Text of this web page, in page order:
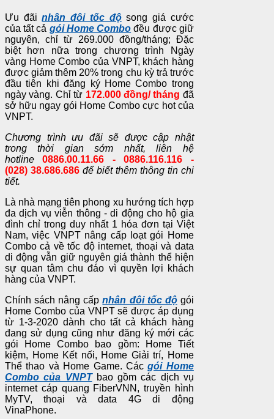
Ưu đãinhân đôi tốc độsong giá cước
của tất cả gói Home Combo đều được giữ
nguyên, chỉ từ 269.000 đồng/tháng; Đặc
biệt hơn nữa trong chương trình Ngày
vàng Home Combo của VNPT, khách hàng
được giảm thêm 20% trong chu kỳ trả trước
đầu tiên khi đăng ký Home Combo trong
ngày vàng. Chỉ từ 172.000 đồng/ tháng đã
sở hữu ngay gói Home Combo cực hot của
VNPT.
Chương trình ưu đãi sẽ được cập nhật
trong thời gian sớm nhất, liên hệ
hotline0886.00.11.66 - 0886.116.116 -
(028) 38.686.686 để biết thêm thông tin chi
tiết.
Là nhà mạng tiên phong xu hướng tích hợp
đa dịch vụ viễn thông - di động cho hộ gia
đình chỉ trong duy nhất 1 hóa đơn tại Việt
Nam, việc VNPT nâng cấp loạt gói Home
Combo cả về tốc độ internet, thoại và data
di động vẫn giữ nguyên giá thành thể hiện
sự quan tâm chu đáo vì quyền lợi khách
hàng của VNPT.
Chính sách nâng cấpnhân đôi tốc độgói
Home Combo của VNPT sẽ được áp dụng
từ 1-3-2020 dành cho tất cả khách hàng
đang sử dụng cũng như đăng ký mới các
gói Home Combo bao gồm: Home Tiết
kiệm, Home Kết nối, Home Giải trí, Home
Thể thao và Home Game. Cácgói Home
Combo của VNPTbao gồm các dịch vụ
internet cáp quang FiberVNN, truyền hình
MyTV, thoại và data 4G di động
VinaPhone.